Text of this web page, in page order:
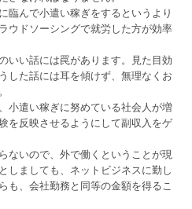
臨んで小遣い稼ぎをするというより
ウドソーシングで就労した方が効率
いい話には罠があります。見た目効
した話には耳を傾けず、無理なくお
小遣い稼ぎに努めている社会人が増
を反映させるようにして副収入をゲ
ないので、外で働くということが現
しましても、ネットビジネスに勤し
も、会社勤務と同等の金額を得るこ